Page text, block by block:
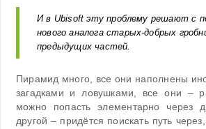
И в Ubisoft эту проблему решают с
нового аналога старых-добрых
предыдущих частей.
Пирамид много, все они наполнены
загадками и ловушками, все они –
можно попасть элементарно через
другой – придётся поискать путь